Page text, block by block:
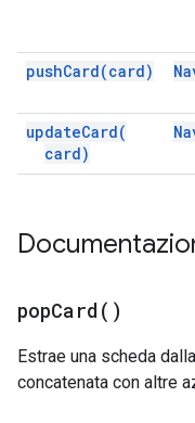
pushCard(card)
updateCard(
card)
popCard( )
Estrae una scheda
concatenata con altre